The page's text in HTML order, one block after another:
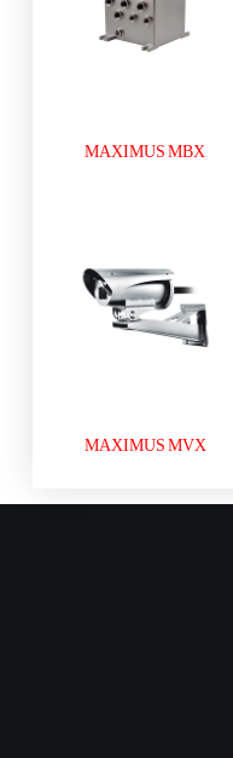
MAXIMUS MBX
MAXIMUS MVX